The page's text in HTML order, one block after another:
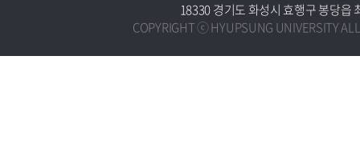
18330 경기도 화성시 효행구 봉당읍
COPYRIGHT ⓒ HYUPSUNG UNIVERSITY